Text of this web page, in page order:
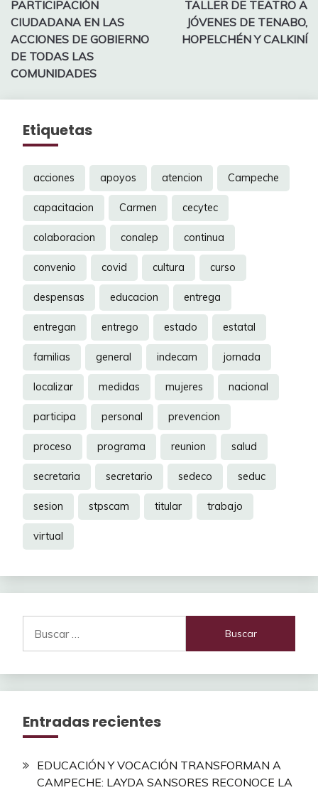
entradas
PARTICIPACIÓN
CIUDADANA EN LAS
ACCIONES DE GOBIERNO
DE TODAS LAS
COMUNIDADES
TALLER DE TEATRO A
JÓVENES DE TENABO,
HOPELCHÉN Y CALKINÍ
Etiquetas
acciones apoyos atencion Campeche
capacitacion Carmen cecytec
colaboracion conalep continua
convenio covid cultura curso
despensas educacion entrega
entregan entrego estado estatal
familias general indecam jornada
localizar medidas mujeres nacional
participa personal prevencion
proceso programa reunion salud
secretaria secretario sedeco seduc
sesion stpscam titular trabajo
virtual
Entradas recientes
EDUCACIÓN Y VOCACIÓN TRANSFORMAN A
CAMPECHE: LAYDA SANSORES RECONOCE LA